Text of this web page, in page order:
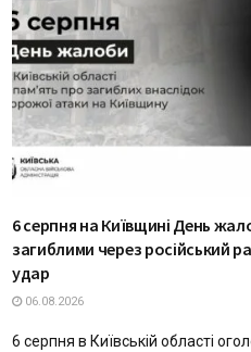
6 серпня на Київщині День
загиблими через російський
удар
06.08.2026
6 серпня в Київській області